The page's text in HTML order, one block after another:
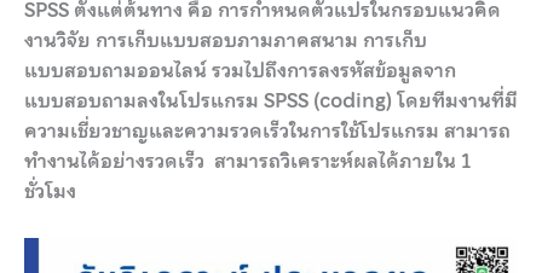
SPSS ตั้งแต่ต้นทาง คือ การกำหนดตัวแปรในกรอบแนวคิด
งานวิจัย การเก็บแบบสอบภามภาคสนาม การเก็บ
แบบสอบถามออนไลน์ รวมไปถึงการลงรหัสข้อมูลจาก
แบบสอบถามลงในโปรแกรม SPSS (coding) โดยทีมงานที่มี
ความเชี่ยวชาญและความรวดเร็วในการใช้โปรแกรม สามารถ
ทำงานได้อย่างรวดเร็ว สามารถวิเคราะห์ผลได้ภายใน 1
ชั่วโมง